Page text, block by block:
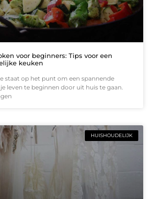
voor beginners: Tips voor een
keuken
staat op het punt om een spannende
leven te beginnen door uit huis te gaan.
HUISHOUDELIJK